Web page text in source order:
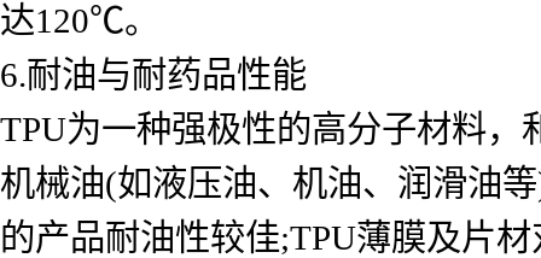
达120℃。
6.耐油与耐药品性能
TPU为一种强极性的高分子材料
机械油(如液压油、机油、润滑油
的产品耐油性较佳;TPU薄膜及片